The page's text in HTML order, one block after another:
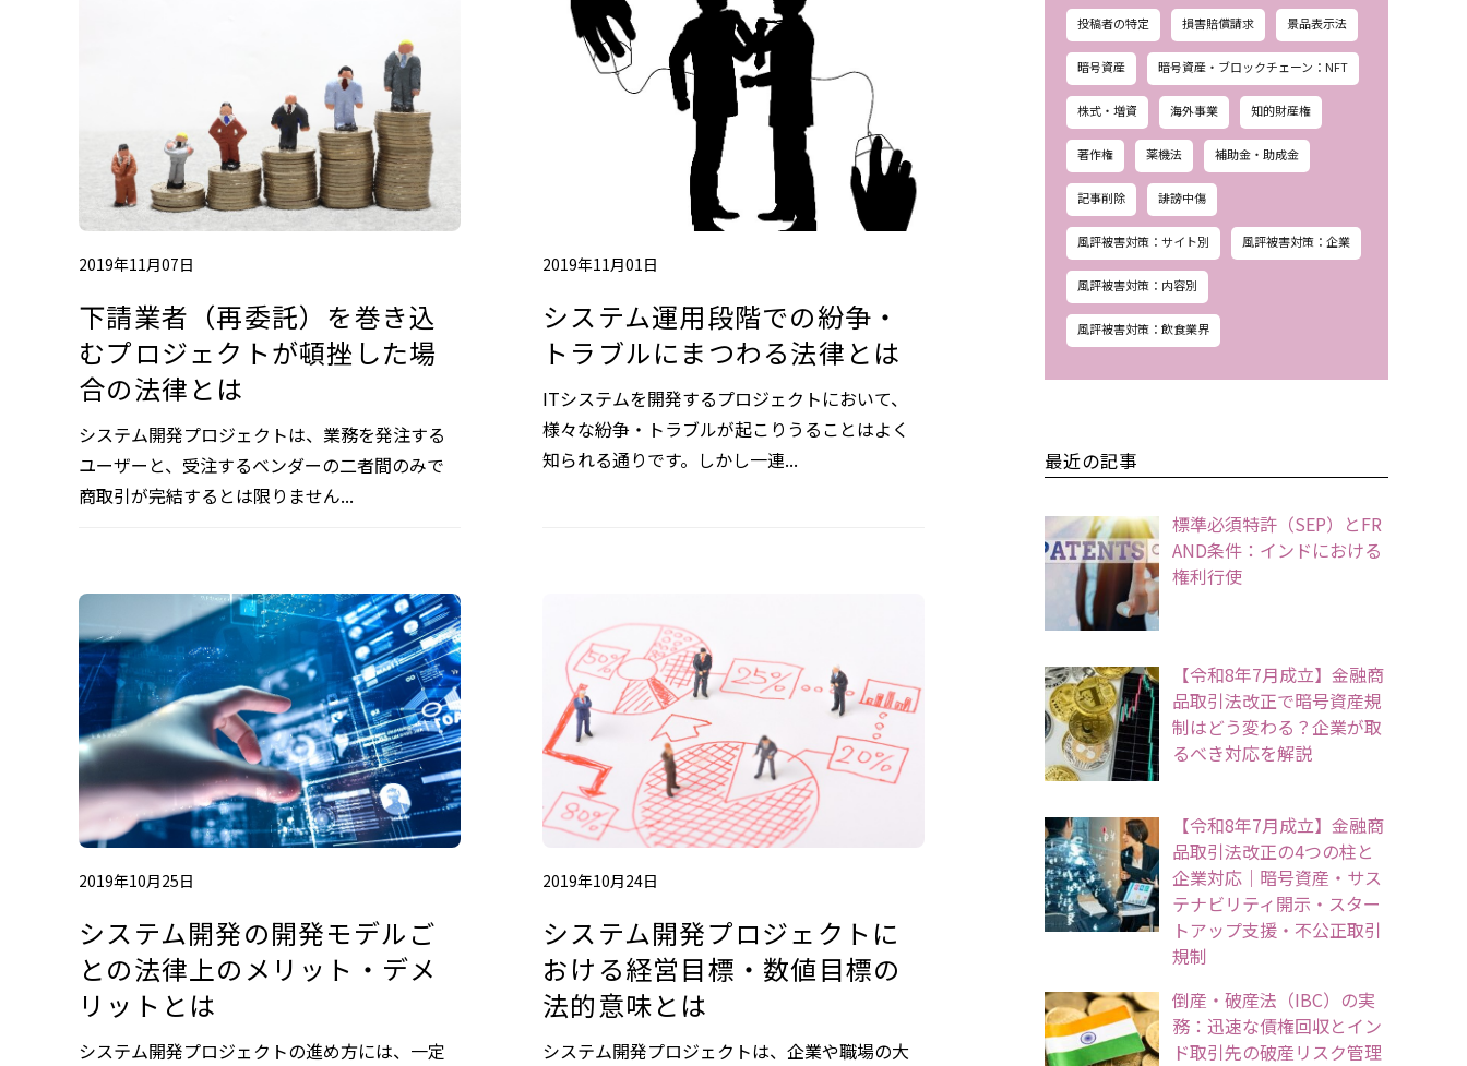
2019年11月07日
下請業者（再委託）を巻き込
むプロジェクトが頓挫した場
合の法律とは
システム開発プロジェクトは、業務を発注する
ユーザーと、受注するベンダーの二者間のみで
商取引が完結するとは限りません...
2019年11月01日
システム運用段階での紛争・
トラブルにまつわる法律とは
ITシステムを開発するプロジェクトにおいて、
様々な紛争・トラブルが起こりうることはよく
知られる通りです。しかし一連...
2019年10月25日
システム開発の開発モデルご
との法律上のメリット・デメ
リットとは
システム開発プロジェクトの進め方には、一定
2019年10月24日
システム開発プロジェクトに
おける経営目標・数値目標の
法的意味とは
システム開発プロジェクトは、企業や職場の大
投稿者の特定 損害賠償請求 景品表示法
暗号資産 暗号資産・ブロックチェーン：NFT
株式・増資 海外事業 知的財産権
著作権 薬機法 補助金・助成金
記事削除 誹謗中傷
風評被害対策：サイト別 風評被害対策：企業
風評被害対策：内容別
風評被害対策：飲食業界
最近の記事
標準必須特許（SEP）とFR
AND条件：インドにおける
権利行使
【令和8年7月成立】金融商
品取引法改正で暗号資産規
制はどう変わる？企業が取
るべき対応を解説
【令和8年7月成立】金融商
品取引法改正の4つの柱と
企業対応｜暗号資産・サス
テナビリティ開示・スター
トアップ支援・不公正取引
規制
倒産・破産法（IBC）の実
務：迅速な債権回収とイン
ド取引先の破産リスク管理